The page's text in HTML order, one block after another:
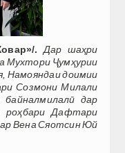
.
Дар шаҳри
Мухтори Ҷумҳурии
Намояндаи доимии
Созмони Милали
дар
роҳбари Дафтари
Вена Сяотсин Юй